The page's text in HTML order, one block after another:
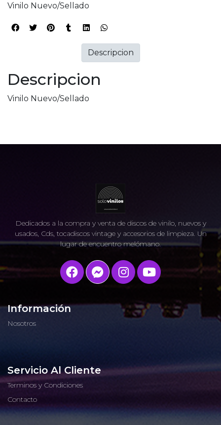
Vinilo Nuevo/Sellado
Descripcion
Vinilo Nuevo/Sellado
Descripcion
Dedicados a la compra y venta de discos de vinilo, nuevos y
usados, Cds, tocadiscos vintage y accesorios de limpieza. Un
lugar de encuentro melómano.
Información
Nosotros
Servicio Al Cliente
Terminos y Condiciones
Contacto